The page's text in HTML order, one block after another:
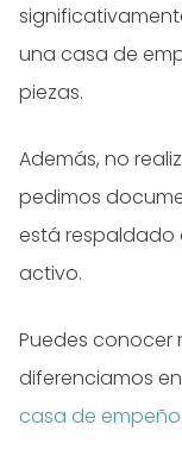
una casa de
piezas.
Además, no
pedimos
está respaldado
activo.
Puedes conocer
diferenciamos
casa de empeño